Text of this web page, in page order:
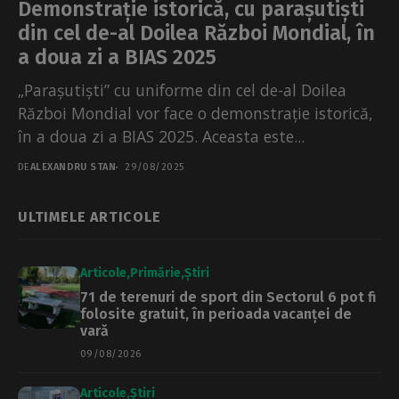
Demonstrație istorică, cu parașutiști
din cel de-al Doilea Război Mondial, în
a doua zi a BIAS 2025
„Parașutiști” cu uniforme din cel de-al Doilea
Război Mondial vor face o demonstrație istorică,
în a doua zi a BIAS 2025. Aceasta este...
DEALEXANDRU STAN 29/08/2025
ULTIMELE ARTICOLE
Articole Primărie Știri
71 de terenuri de sport din Sectorul 6 pot fi
folosite gratuit, în perioada vacanței de
vară
09/08/2026
Articole Știri